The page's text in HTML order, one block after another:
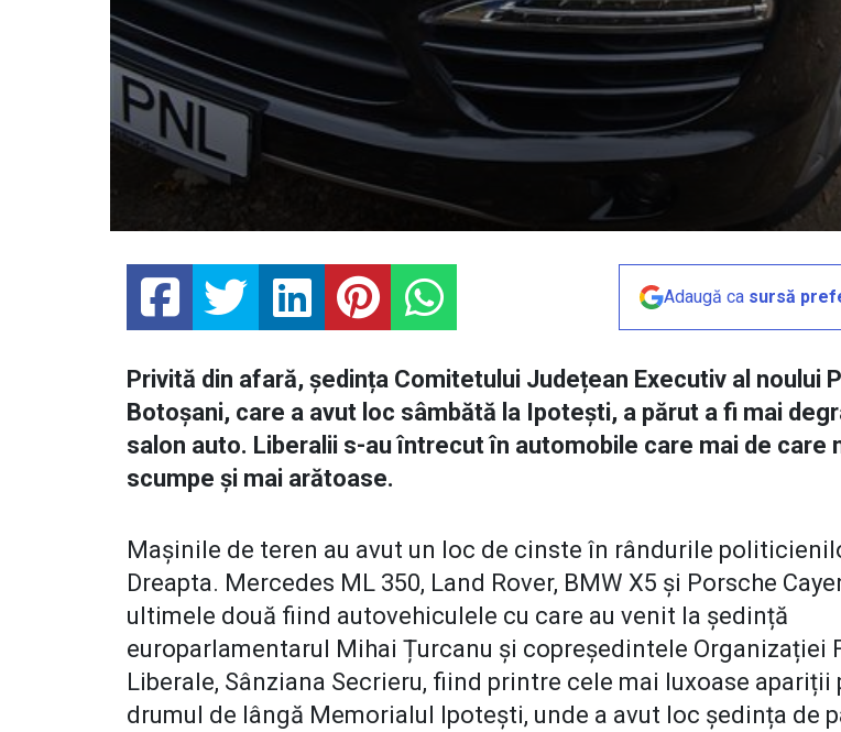
Adaugă ca sursă
Privită din afară, ședința Comitetului Județean Executiv al noului
Botoșani, care a avut loc sâmbătă la Ipotești, a părut a fi mai
salon auto. Liberalii s-au întrecut în automobile care mai de care
scumpe și mai arătoase.
Mașinile de teren au avut un loc de cinste în rândurile
Dreapta. Mercedes ML 350, Land Rover, BMW X5 și Porsche
ultimele două fiind autovehiculele cu care au venit la ședință
europarlamentarul Mihai Țurcanu și copreședintele Organizației
Liberale, Sânziana Secrieru, fiind printre cele mai luxoase apariții
drumul de lângă Memorialul Ipotești, unde a avut loc ședința de